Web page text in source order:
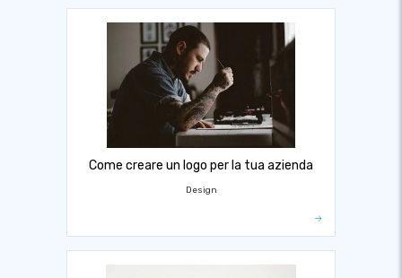
Come creare un logo per la tua azienda
Design